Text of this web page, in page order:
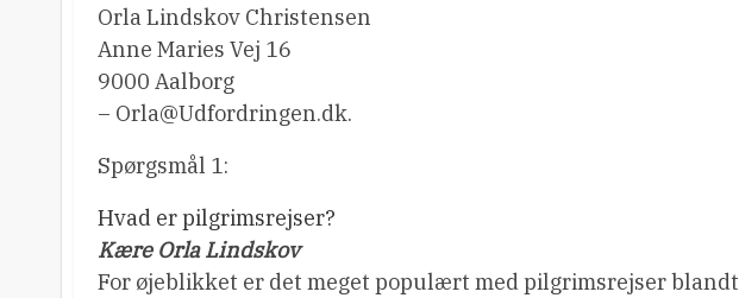
Orla Lindskov Christensen
Anne Maries Vej 16
9000 Aalborg
– Orla@Udfordringen.dk.
Spørgsmål 1:
Hvad er pilgrimsrejser?
Kære Orla Lindskov
For øjeblikket er det meget populært med pilgrimsrejser